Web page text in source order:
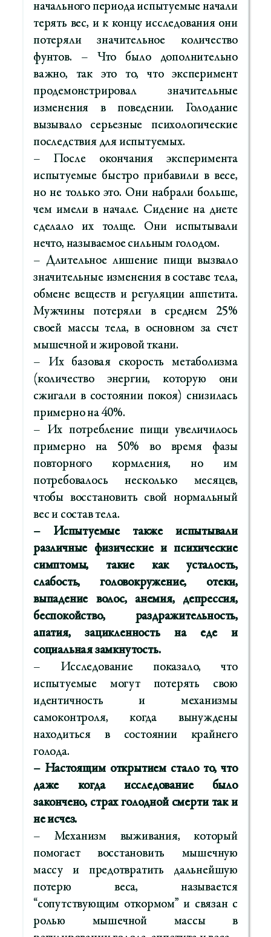
начального периода испытуемые начали
терять вес, и к концу исследования они
потеряли значительное количество
фунтов. – Что было дополнительно
важно, так это то, что эксперимент
продемонстрировал значительные
изменения в поведении. Голодание
вызывало серьезные психологические
последствия для испытуемых.
– После окончания эксперимента
испытуемые быстро прибавили в весе,
но не только это. Они набрали больше,
чем имели в начале. Сидение на диете
сделало их толще. Они испытывали
нечто, называемое сильным голодом.
– Длительное лишение пищи вызвало
значительные изменения в составе тела,
обмене веществ и регуляции аппетита.
Мужчины потеряли в среднем 25%
своей массы тела, в основном за счет
мышечной и жировой ткани.
– Их базовая скорость метаболизма
(количество энергии, которую они
сжигали в состоянии покоя) снизилась
примерно на 40%.
– Их потребление пищи увеличилось
примерно на 50% во время фазы
повторного кормления, но им
потребовалось несколько месяцев,
чтобы восстановить свой нормальный
вес и состав тела.
– Испытуемые также испытывали
различные физические и психические
симптомы, такие как усталость,
слабость, головокружение, отеки,
выпадение волос, анемия, депрессия,
беспокойство, раздражительность,
апатия, зацикленность на еде и
социальная замкнутость.
– Исследование показало, что
испытуемые могут потерять свою
идентичность и механизмы
самоконтроля, когда вынуждены
находиться в состоянии крайнего
голода.
– Настоящим открытием стало то, что
даже когда исследование было
закончено, страх голодной смерти так и
не исчез.
– Механизм выживания, который
помогает восстановить мышечную
массу и предотвратить дальнейшую
потерю веса, называется
“сопутствующим откормом” и связан с
ролью мышечной массы в